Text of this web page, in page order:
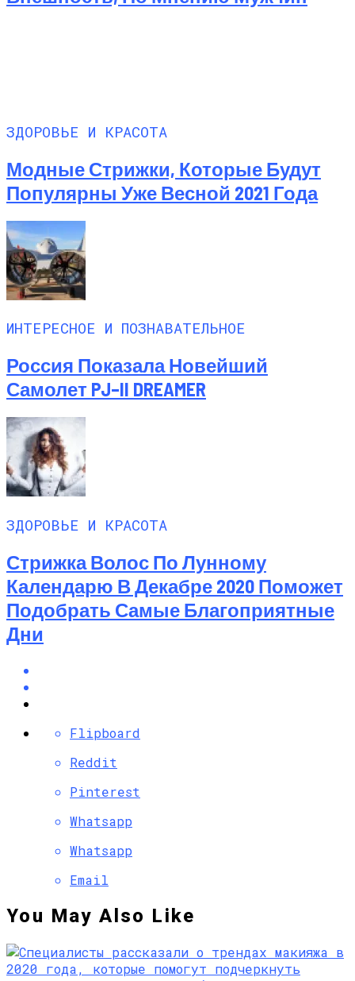
ЗДОРОВЬЕ И КРАСОТА
Модные Стрижки, Которые Будут
Популярны Уже Весной 2021 Года
ИНТЕРЕСНОЕ И ПОЗНАВАТЕЛЬНОЕ
Россия Показала Новейший
Самолет PJ–II DREAMER
ЗДОРОВЬЕ И КРАСОТА
Стрижка Волос По Лунному
Календарю В Декабре 2020 Поможет
Подобрать Самые Благоприятные
Дни
Flipboard
Reddit
Pinterest
Whatsapp
Whatsapp
Email
You May Also Like